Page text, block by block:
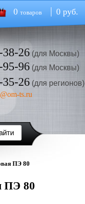
0 товаров 0 руб.
38-26 (для Москвы)
95-96 (для Москвы)
35-26 (для регионов)
ts.ru
ПЭ 80
ПЭ 80